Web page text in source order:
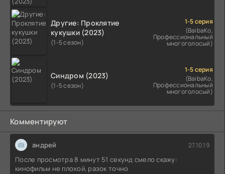
Другие: Проклятие
кукушки (2023)
(1-5 сезон)
1-5 серия
(BaibaKo,
Профессиональный
многоголосый)
Синдром (2023)
(1-5 сезон)
1-5 серия
(BaibaKo,
Профессиональный
многоголосый)
Комментируют
андрей 27.10.19
После просмотра 8 минут 51 секунд смело скажу:
кинофильм не плохой, разок точно